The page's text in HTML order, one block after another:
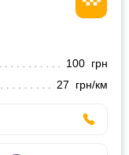
100 грн
27 грн/км